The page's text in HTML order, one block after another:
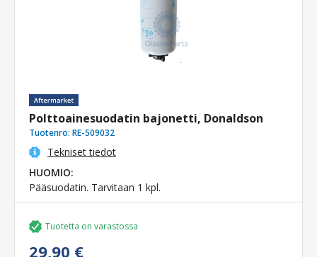
Polttoainesuodatin bajonetti, Donaldson
Tuotenro: RE-509032
Tekniset tiedot
HUOMIO:
Pääsuodatin. Tarvitaan 1 kpl.
Tuotetta on varastossa
29,90 €